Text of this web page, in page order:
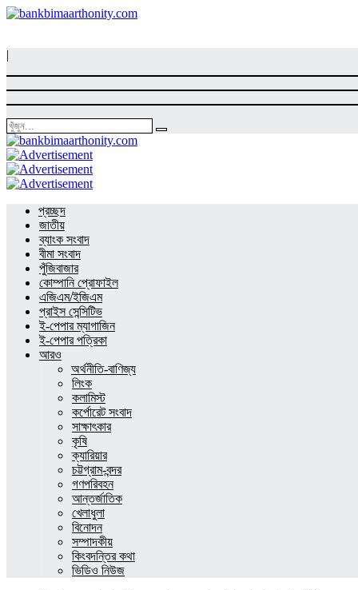
|
প্রচ্ছদ
জাতীয়
ব্যাংক সংবাদ
বীমা সংবাদ
পুঁজিবাজার
কোম্পানি প্রোফাইল
এজিএম/ইজিএম
প্রাইস সেন্সিটিভ
ই-পেপার ম্যাগাজিন
ই-পেপার পত্রিকা
আরও
অর্থনীতি-বাণিজ্য
লিংক
কলামিস্ট
কর্পোরেট সংবাদ
সাক্ষাৎকার
কৃষি
ক্যারিয়ার
চট্টগ্রাম-বন্দর
গণপরিবহন
আন্তর্জাতিক
খেলাধুলা
বিনোদন
সম্পাদকীয়
কিংবদন্তির কথা
ভিডিও নিউজ